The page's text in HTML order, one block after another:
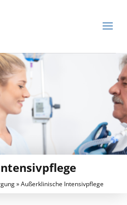
öffnen
»Außerklinische Intensivpflege